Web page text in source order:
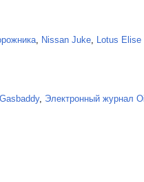
Nissan Juke
Lotus
, Электронный журнал